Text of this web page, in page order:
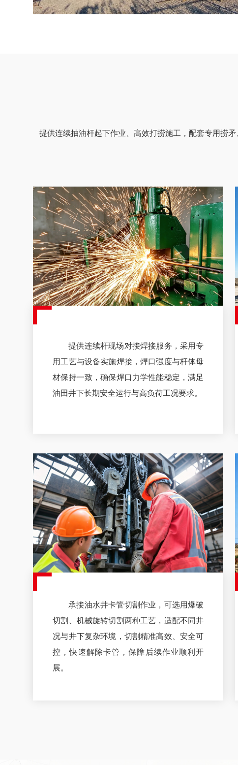
提供连续抽油杆起下作业、高效打捞施工，配套专用捞
提供连续杆现场对接焊接服务，采用专
用工艺与设备实施焊接，焊口强度与杆体母
材保持一致，确保焊口力学性能稳定，满足
油田井下长期安全运行与高负荷工况要求。
承接油水井卡管切割作业，可选用爆破
切割、机械旋转切割两种工艺，适配不同井
况与井下复杂环境，切割精准高效、安全可
控，快速解除卡管，保障后续作业顺利开
展。